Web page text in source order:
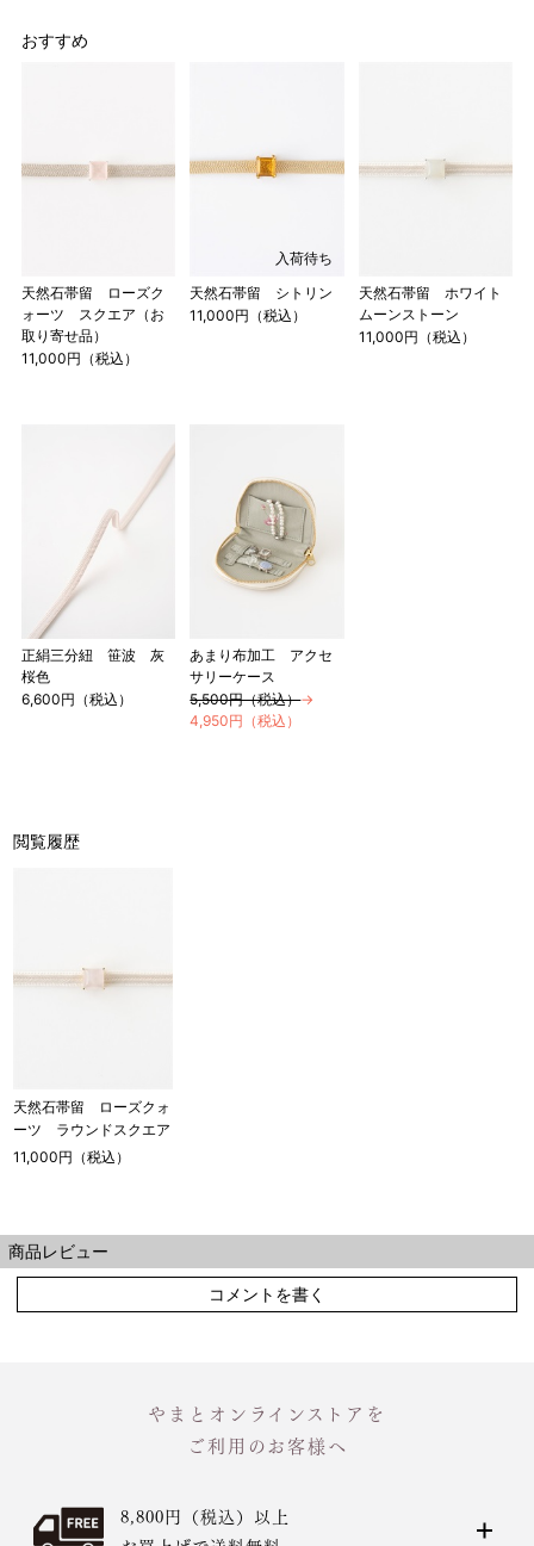
おすすめ
天然石帯留 ローズク
ォーツ スクエア（お
取り寄せ品）
11,000円（税込）
入荷待ち
天然石帯留 シトリン
11,000円（税込）
天然石帯留 ホワイト
ムーンストーン
11,000円（税込）
正絹三分紐 笹波 灰
桜色
6,600円（税込）
あまり布加工 アクセ
サリーケース
5,500円（税込）→
4,950円（税込）
閲覧履歴
天然石帯留 ローズクォ
ーツ ラウンドスクエア
11,000円（税込）
商品レビュー
コメントを書く
やまとオンラインストアを
ご利用のお客様へ
8,800円（税込）以上